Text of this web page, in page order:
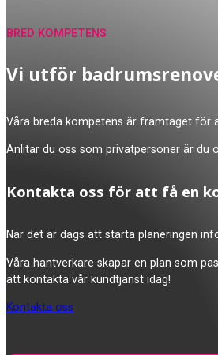
Vi utför
Våra breda kompetens är framtaget för
Anlitar du oss som privatpersoner är du
Kontakta oss för att få en
När det är dags att starta planeringen
Våra hantverkare skapar en plan som
att kontakta vår kundtjänst idag!
BRED KOMPETENS
Kontakta oss